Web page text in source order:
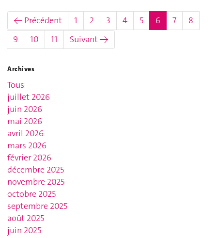
← Précédent 1 2 3 4 5 6 (actuel)
7
8
9
10 11 Suivant →
Archives
Tous
juillet 2026
juin 2026
mai 2026
avril 2026
mars 2026
février 2026
décembre 2025
novembre 2025
octobre 2025
septembre 2025
août 2025
juin 2025